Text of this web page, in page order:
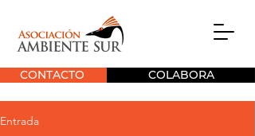
CONTACTO COLABORA
Entrada